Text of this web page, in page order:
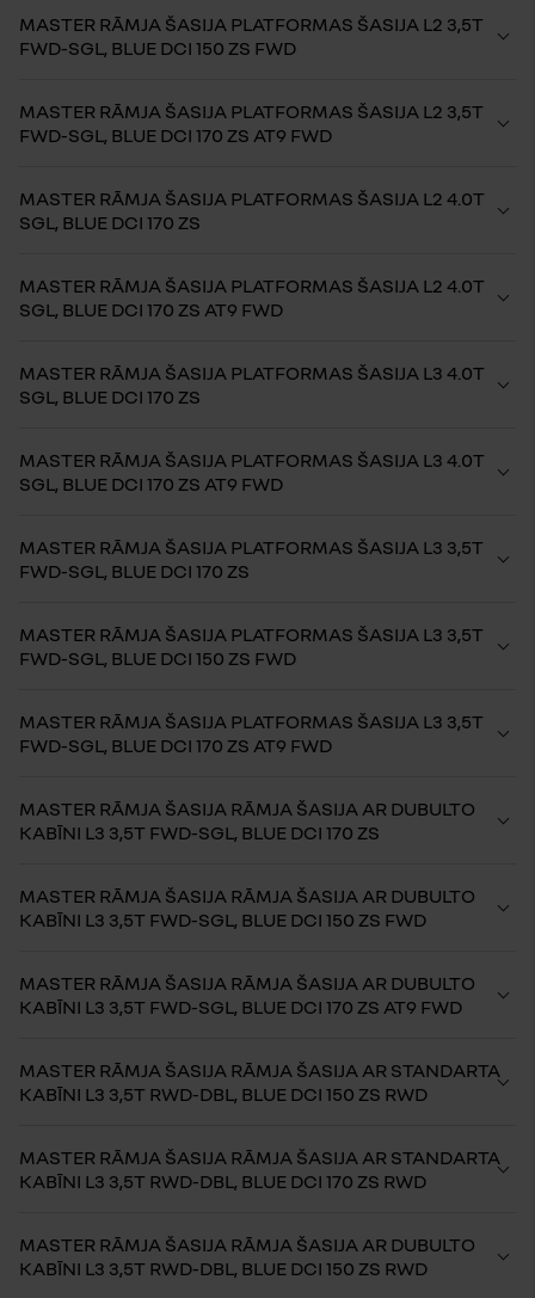
MASTER RĀMJA ŠASIJA PLATFORMAS ŠASIJA L2 3,5T
FWD-SGL, BLUE DCI 150 ZS FWD
MASTER RĀMJA ŠASIJA PLATFORMAS ŠASIJA L2 3,5T
FWD-SGL, BLUE DCI 170 ZS AT9 FWD
MASTER RĀMJA ŠASIJA PLATFORMAS ŠASIJA L2 4.0T
SGL, BLUE DCI 170 ZS
MASTER RĀMJA ŠASIJA PLATFORMAS ŠASIJA L2 4.0T
SGL, BLUE DCI 170 ZS AT9 FWD
MASTER RĀMJA ŠASIJA PLATFORMAS ŠASIJA L3 4.0T
SGL, BLUE DCI 170 ZS
MASTER RĀMJA ŠASIJA PLATFORMAS ŠASIJA L3 4.0T
SGL, BLUE DCI 170 ZS AT9 FWD
MASTER RĀMJA ŠASIJA PLATFORMAS ŠASIJA L3 3,5T
FWD-SGL, BLUE DCI 170 ZS
MASTER RĀMJA ŠASIJA PLATFORMAS ŠASIJA L3 3,5T
FWD-SGL, BLUE DCI 150 ZS FWD
MASTER RĀMJA ŠASIJA PLATFORMAS ŠASIJA L3 3,5T
FWD-SGL, BLUE DCI 170 ZS AT9 FWD
MASTER RĀMJA ŠASIJA RĀMJA ŠASIJA AR DUBULTO
KABĪNI L3 3,5T FWD-SGL, BLUE DCI 170 ZS
MASTER RĀMJA ŠASIJA RĀMJA ŠASIJA AR DUBULTO
KABĪNI L3 3,5T FWD-SGL, BLUE DCI 150 ZS FWD
MASTER RĀMJA ŠASIJA RĀMJA ŠASIJA AR DUBULTO
KABĪNI L3 3,5T FWD-SGL, BLUE DCI 170 ZS AT9 FWD
MASTER RĀMJA ŠASIJA RĀMJA ŠASIJA AR STANDARTA
KABĪNI L3 3,5T RWD-DBL, BLUE DCI 150 ZS RWD
MASTER RĀMJA ŠASIJA RĀMJA ŠASIJA AR STANDARTA
KABĪNI L3 3,5T RWD-DBL, BLUE DCI 170 ZS RWD
MASTER RĀMJA ŠASIJA RĀMJA ŠASIJA AR DUBULTO
KABĪNI L3 3,5T RWD-DBL, BLUE DCI 150 ZS RWD